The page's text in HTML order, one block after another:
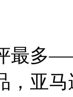
最多
，亚